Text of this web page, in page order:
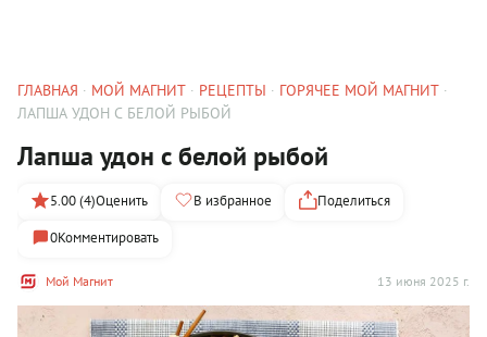
ГЛАВНАЯ МОЙ МАГНИТ РЕЦЕПТЫ
ГОРЯЧЕЕ МОЙ МАГНИТ
ЛАПША УДОН С БЕЛОЙ РЫБОЙ
Лапша удон с белой рыбой
Мой Магнит 13 июня 2025 г.
5.00 (4)Оценить В избранное
Поделиться
0Комментировать